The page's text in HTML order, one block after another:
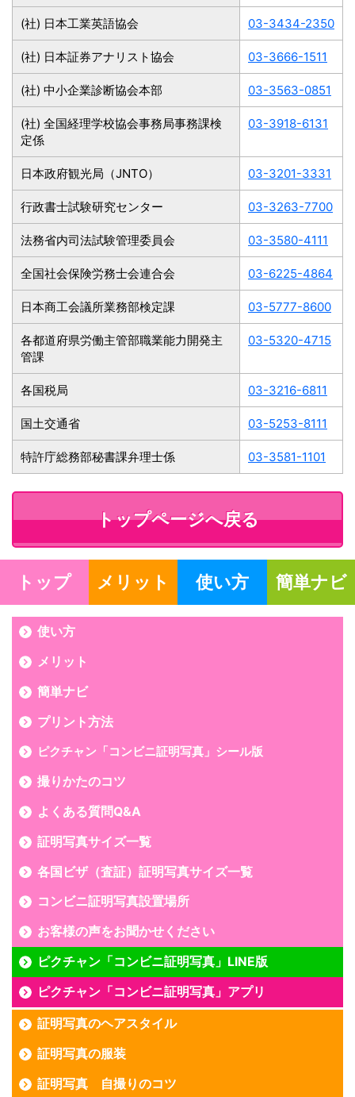
(社) 日本工業英語協会 03-3434-2350
(社) 日本証券アナリスト協会 03-3666-1511
(社) 中小企業診断協会本部 03-3563-0851
(社) 全国経理学校協会事務局事務課検
定係
03-3918-6131
日本政府観光局（JNTO） 03-3201-3331
行政書士試験研究センター 03-3263-7700
法務省内司法試験管理委員会 03-3580-4111
全国社会保険労務士会連合会 03-6225-4864
日本商工会議所業務部検定課 03-5777-8600
各都道府県労働主管部職業能力開発主
管課
03-5320-4715
各国税局 03-3216-6811
国土交通省 03-5253-8111
特許庁総務部秘書課弁理士係 03-3581-1101
トップページへ戻る
トップ メリット 使い方 簡単ナビ
使い方
メリット
簡単ナビ
プリント方法
ピクチャン「コンビニ証明写真」シール版
撮りかたのコツ
よくある質問Q&A
証明写真サイズ一覧
各国ビザ（査証）証明写真サイズ一覧
コンビニ証明写真設置場所
お客様の声をお聞かせください
ピクチャン「コンビニ証明写真」LINE版
ピクチャン「コンビニ証明写真」アプリ
証明写真のヘアスタイル
証明写真の服装
証明写真 自撮りのコツ